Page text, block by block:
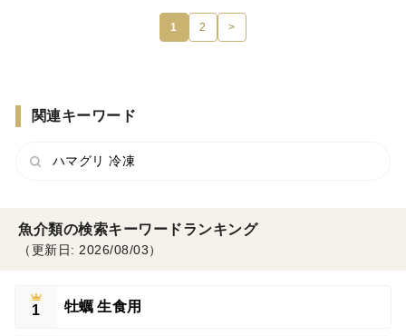
1 2 >
関連キーワード
ハマグリ 冷凍
魚介類の検索キーワードランキング
（更新日: 2026/08/03）
1 牡蠣 生食用